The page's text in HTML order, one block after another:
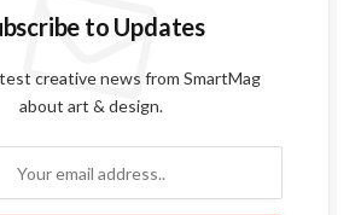
to Updates
creative news from SmartMag
about art & design.